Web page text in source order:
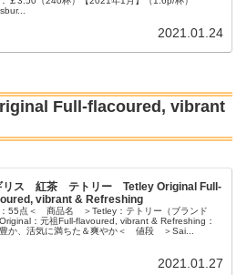
2021.01.24
Full-flacoured, vibrant
リス 紅茶 テトリー Tetley Original Full-
vibrant & Refreshing
55点＜ 商品名 ＞Tetley：テトリー（ブランド
：元祖Full-flavoured, vibrant & Refreshing：
か、活気に満ちた＆爽やか＜ 値段 ＞Sai...
2021.01.27